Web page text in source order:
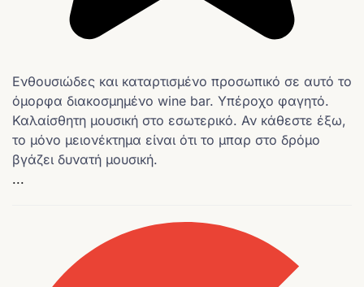
Ενθουσιώδες και καταρτισμένο προσωπικό σε αυτό το
όμορφα διακοσμημένο wine bar. Υπέροχο φαγητό.
Καλαίσθητη μουσική στο εσωτερικό. Αν κάθεστε έξω,
το μόνο μειονέκτημα είναι ότι το μπαρ στο δρόμο
βγάζει δυνατή μουσική.
...